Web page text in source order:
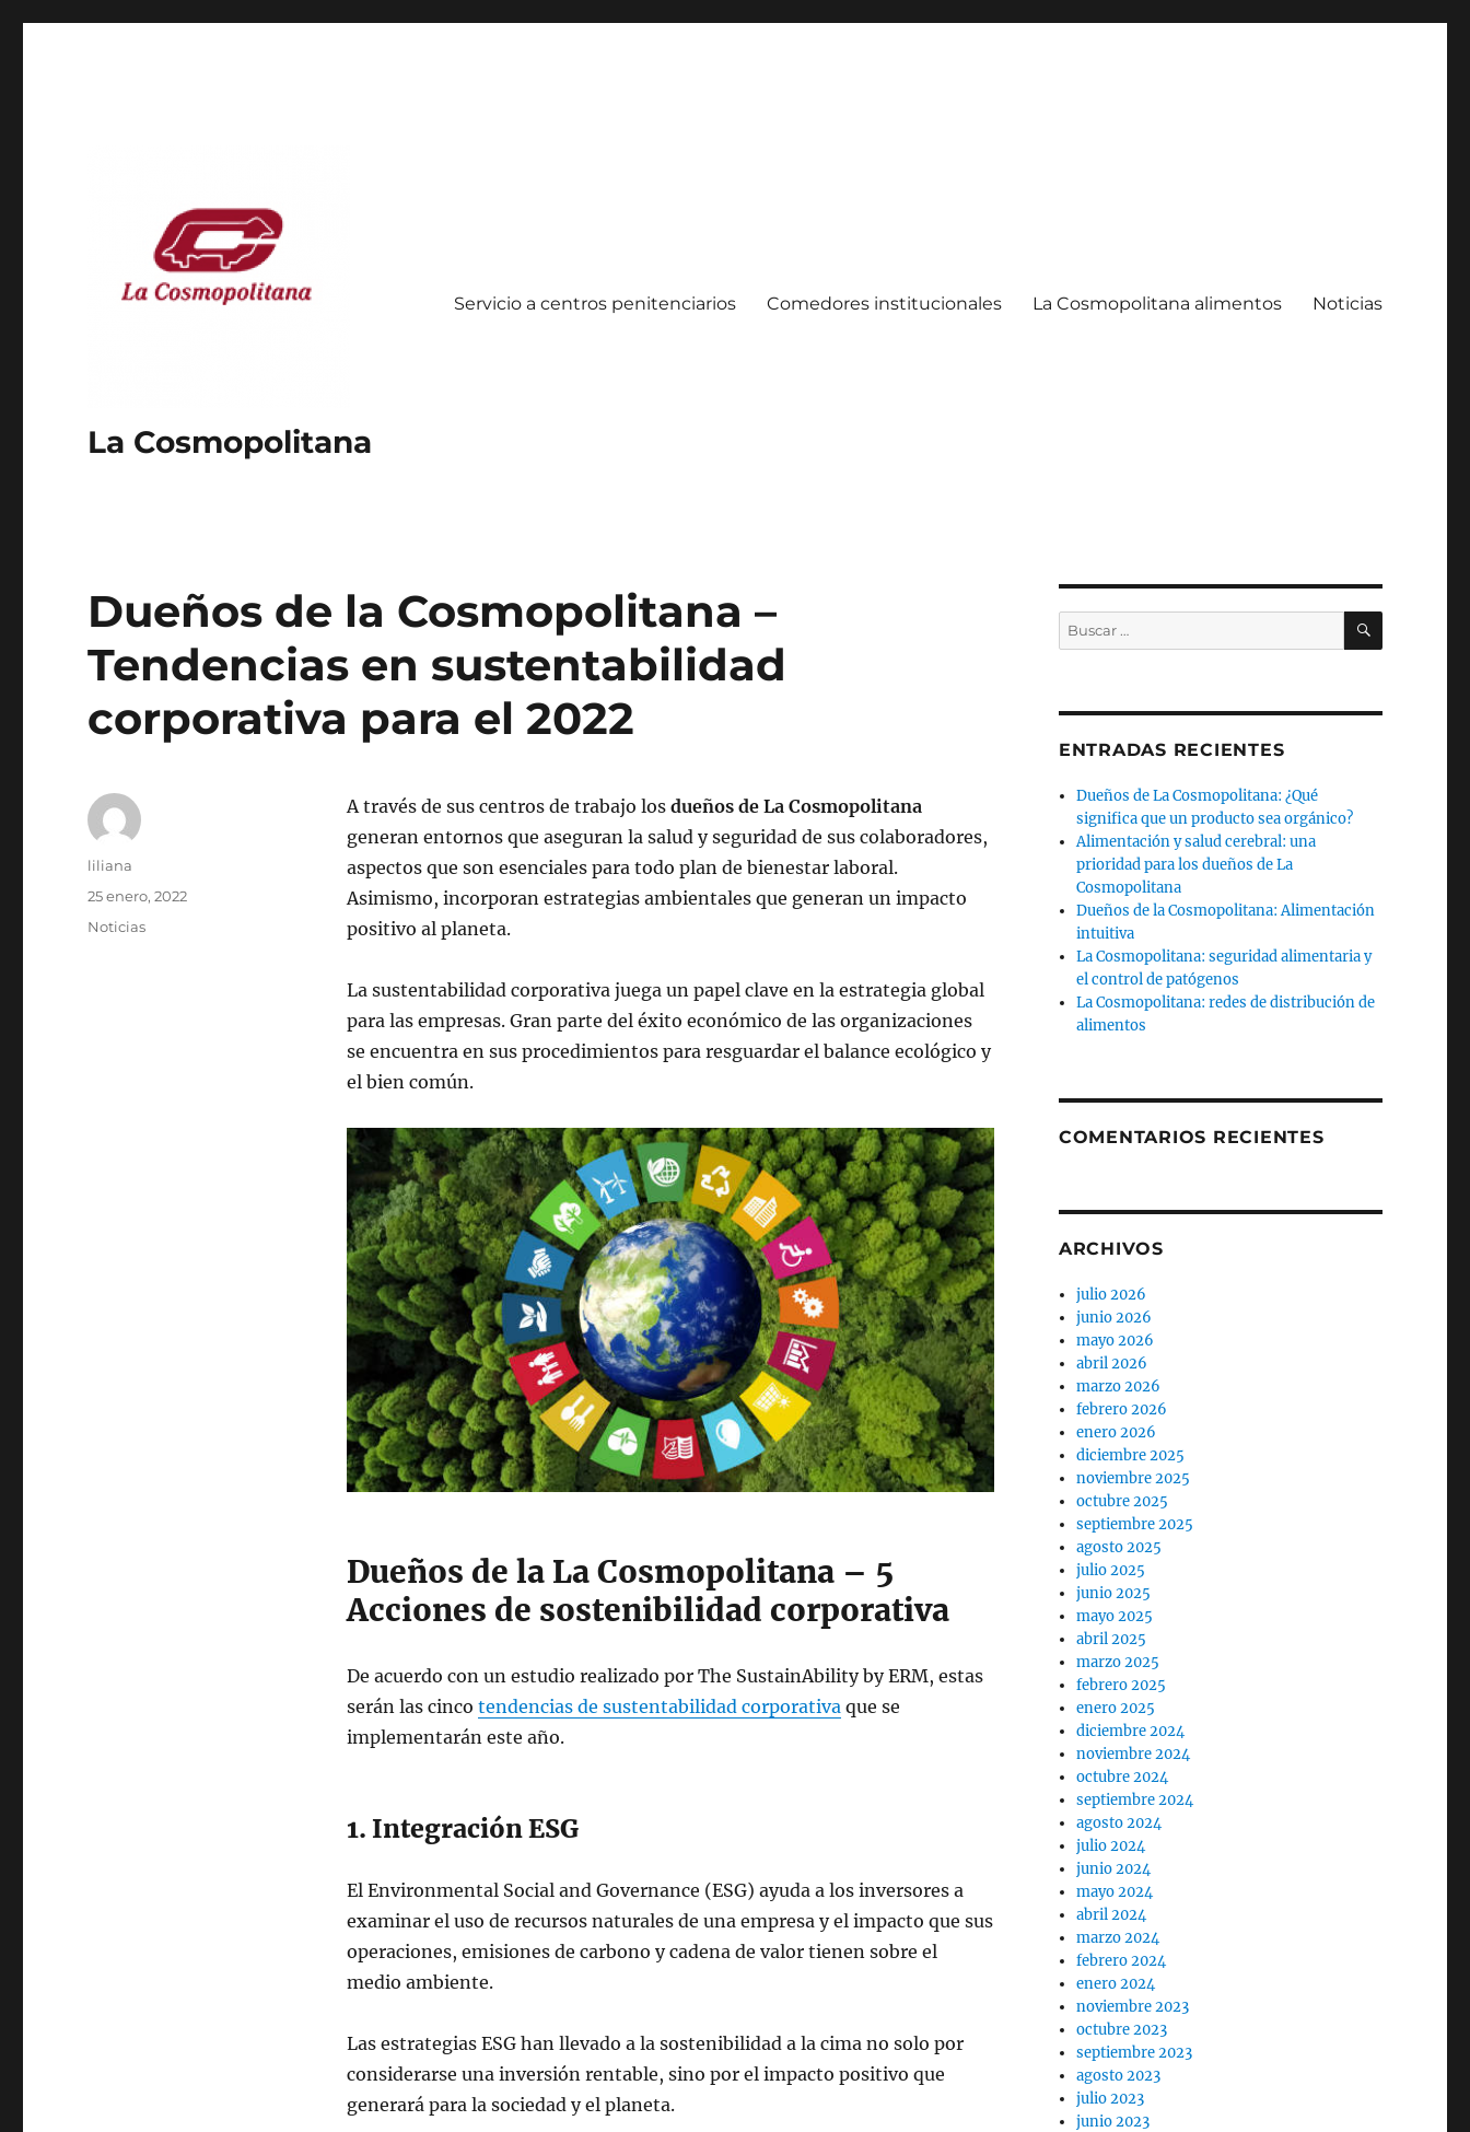
La Cosmopolitana
Servicio a centros penitenciarios Comedores institucionales La Cosmopolitana alimentos Noticias
Dueños de la Cosmopolitana –
Tendencias en sustentabilidad
corporativa para el 2022
A través de sus centros de trabajo losdueños de La Cosmopolitana
generan entornos que aseguran la salud y seguridad de sus colaboradores,
aspectos que son esenciales para todo plan de bienestar laboral.
Asimismo, incorporan estrategias ambientales que generan un impacto
positivo al planeta.
La sustentabilidad corporativa juega un papel clave en la estrategia global
para las empresas. Gran parte del éxito económico de las organizaciones
se encuentra en sus procedimientos para resguardar el balance ecológico y
el bien común.
Dueños de la La Cosmopolitana – 5
Acciones de sostenibilidad corporativa
De acuerdo con un estudio realizado por The SustainAbility by ERM, estas
serán las cinco tendencias de sustentabilidad corporativa que se
implementarán este año.
1. Integración ESG
El Environmental Social and Governance (ESG) ayuda a los inversores a
examinar el uso de recursos naturales de una empresa y el impacto que sus
operaciones, emisiones de carbono y cadena de valor tienen sobre el
medio ambiente.
Las estrategias ESG han llevado a la sostenibilidad a la cima no solo por
considerarse una inversión rentable, sino por el impacto positivo que
generará para la sociedad y el planeta.
Autor
liliana
Publicado
25 enero, 2022
Categorías
Noticias
Buscar
por:
BUSCAR
ENTRADAS RECIENTES
Dueños de La Cosmopolitana: ¿Qué
significa que un producto sea orgánico?
Alimentación y salud cerebral: una
prioridad para los dueños de La
Cosmopolitana
Dueños de la Cosmopolitana: Alimentación
intuitiva
La Cosmopolitana: seguridad alimentaria y
el control de patógenos
La Cosmopolitana: redes de distribución de
alimentos
COMENTARIOS RECIENTES
ARCHIVOS
julio 2026
junio 2026
mayo 2026
abril 2026
marzo 2026
febrero 2026
enero 2026
diciembre 2025
noviembre 2025
octubre 2025
septiembre 2025
agosto 2025
julio 2025
junio 2025
mayo 2025
abril 2025
marzo 2025
febrero 2025
enero 2025
diciembre 2024
noviembre 2024
octubre 2024
septiembre 2024
agosto 2024
julio 2024
junio 2024
mayo 2024
abril 2024
marzo 2024
febrero 2024
enero 2024
noviembre 2023
octubre 2023
septiembre 2023
agosto 2023
julio 2023
junio 2023